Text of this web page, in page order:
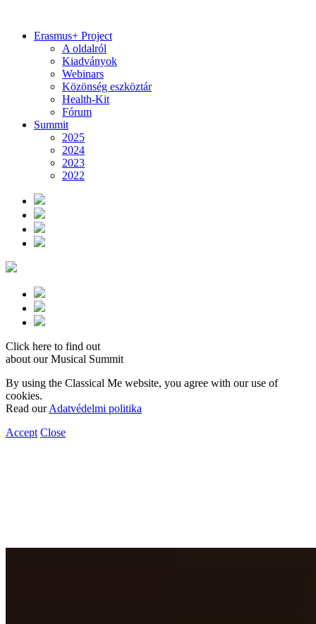
Erasmus+ Project
A oldalról
Kiadványok
Webinars
Közönség eszköztár
Health-Kit
Fórum
Summit
2025
2024
2023
2022
Click here to find out
about our Musical Summit
By using the Classical Me website, you agree with our use of
cookies.
Read ourAdatvédelmi politika
Accept Close